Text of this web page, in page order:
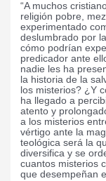
“A muchos
religión pobre,
experimentado
deslumbrado por
cómo podrían
predicador ante
nadie les ha
la historia de la
los misterios? ¿Y
ha llegado a
atento y
a los misterios
vértigo ante la
teológica será la
diversifica y se
cuantos misterios
que desempeñan